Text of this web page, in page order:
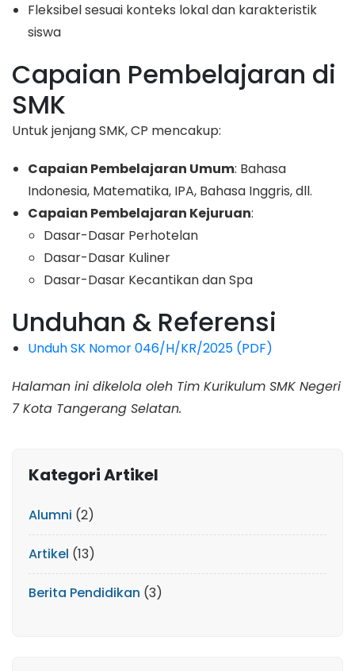
Fleksibel sesuai konteks lokal dan karakteristik
siswa
Capaian Pembelajaran di
SMK
Untuk jenjang SMK, CP mencakup:
Capaian Pembelajaran Umum: Bahasa
Indonesia, Matematika, IPA, Bahasa Inggris, dll.
Capaian Pembelajaran Kejuruan:
Dasar-Dasar Perhotelan
Dasar-Dasar Kuliner
Dasar-Dasar Kecantikan dan Spa
Unduhan & Referensi
Unduh SK Nomor 046/H/KR/2025 (PDF)
Halaman ini dikelola oleh Tim Kurikulum SMK Negeri
7 Kota Tangerang Selatan.
Kategori Artikel
Alumni (2)
Artikel (13)
Berita Pendidikan (3)